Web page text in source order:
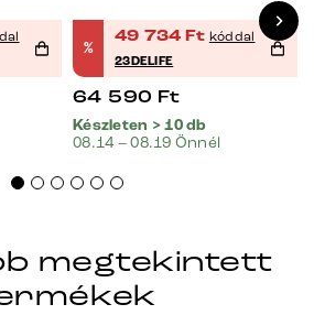
%
49 734 Ft kóddal
23DELIFE
64 590 Ft
Készleten > 10 db
08.14 – 08.19 Önnél
megtekintett